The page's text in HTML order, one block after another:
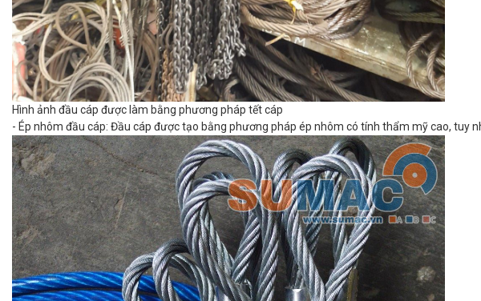
Hình ảnh đầu cáp được làm bằng phương pháp tết cáp
- Ép nhôm đầu cáp: Đầu cáp được tạo bằng phương pháp ép nhôm có tính thẩm mỹ cao, tuy